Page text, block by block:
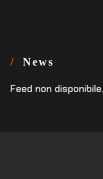
News
Feed non disponibile.